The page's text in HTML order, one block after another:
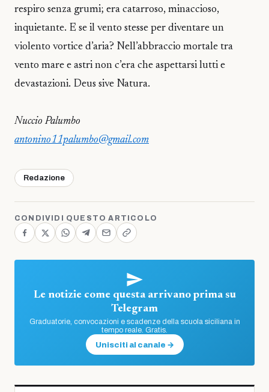
respiro senza grumi; era catarroso, minaccioso,
inquietante. E se il vento stesse per diventare un
violento vortice d’aria? Nell’abbraccio mortale tra
vento mare e astri non c’era che aspettarsi lutti e
devastazioni. Deus sive Natura.
Nuccio Palumbo
antonino11palumbo@gmail.com
Redazione
CONDIVIDI QUESTO ARTICOLO
Le notizie come questa arrivano prima su
Telegram
Graduatorie, convocazioni e scadenze della scuola siciliana in
tempo reale. Gratis.
Unisciti al canale →